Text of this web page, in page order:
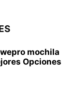
mochila
Opciones